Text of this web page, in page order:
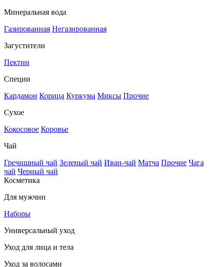
Минеральная вода
Газированная Негазированная
Загустители
Пектин
Специи
Кардамон Корица Куркума Миксы Прочие
Сухое
Кокосовое Коровье
Чай
Гречишный чай Зеленый чай Иван-чай Матча Прочие Чага
чай Черный чай
Косметика
Для мужчин
Наборы
Универсальный уход
Уход для лица и тела
Уход за волосами